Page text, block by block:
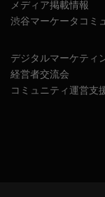
メディア掲載情報
渋谷マーケータコミ
デジタルマーケティ
経営者交流会
コミュニティ運営支